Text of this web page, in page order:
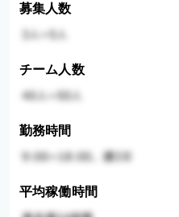
募集人数
チーム人数
勤務時間
平均稼働時間